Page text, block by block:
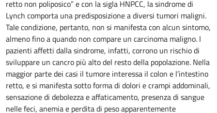
retto non poliposico” e con la sigla HNPCC, la sindrome di
Lynch comporta una predisposizione a diversi tumori maligni.
Tale condizione, pertanto, non si manifesta con alcun sintomo,
almeno fino a quando non compare un carcinoma maligno. I
pazienti affetti dalla sindrome, infatti, corrono un rischio di
sviluppare un cancro più alto del resto della popolazione. Nella
maggior parte dei casi il tumore interessa il colon e l’intestino
retto, e si manifesta sotto forma di dolori e crampi addominali,
sensazione di debolezza e affaticamento, presenza di sangue
nelle feci, anemia e perdita di peso apparentemente